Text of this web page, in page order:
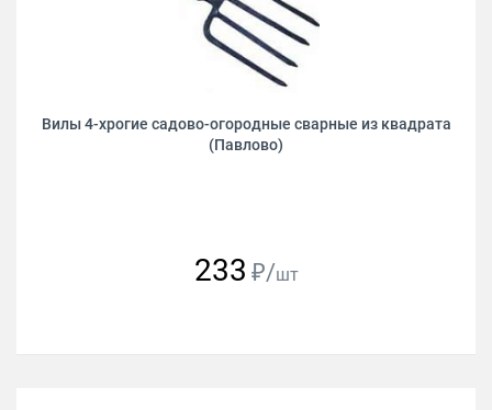
Вилы 4-хрогие садово-огородные сварные из квадрата
(Павлово)
233 ₽/шт